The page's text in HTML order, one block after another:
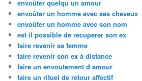
envoûter quelqu un amour
envoûter un homme avec ses cheveux
envoûter un homme avec son nom
est il possible de recuperer son ex
faire revenir sa femme
faire revenir son ex à distance
faire un envoutement d amour
faire un rituel de retour affectif